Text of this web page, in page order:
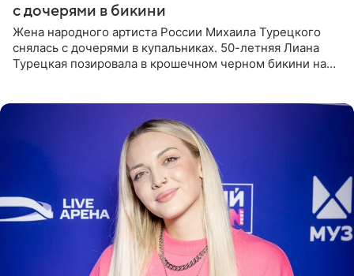
с дочерями в бикини
Жена народного артиста России Михаила Турецкого
снялась с дочерями в купальниках. 50-летняя Лиана
Турецкая позировала в крошечном черном бикини на